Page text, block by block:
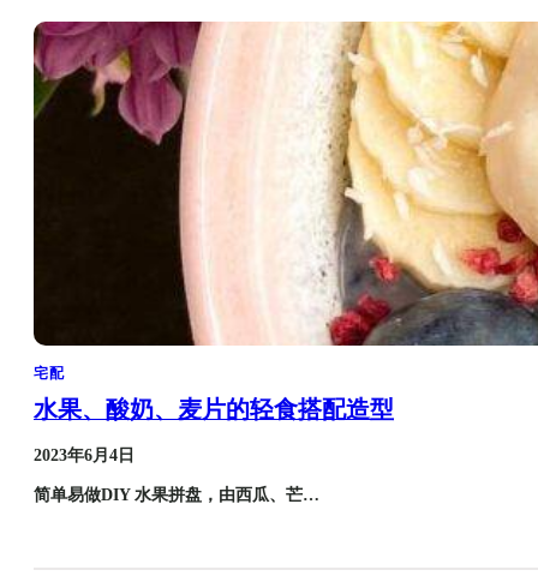
宅配
水果、酸奶、麦片的轻食搭配造型
2023年6月4日
简单易做DIY 水果拼盘，由西瓜、芒…